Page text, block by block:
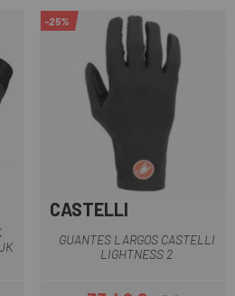
-25%
CASTELLI
GUANTES LARGOS CASTELLI
LIGHTNESS 2